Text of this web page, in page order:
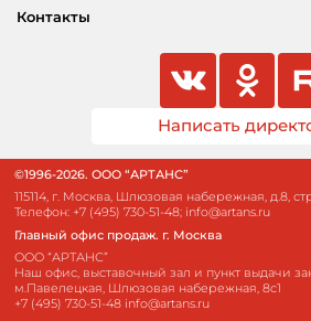
Контакты
Написать
©1996-2026. ООО “АРТАНС”
115114, г. Москва, Шлюзовая набережная, д.8,
Телефон: +7 (495) 730-51-48; info@artans.ru
Главный офис продаж. г. Москва
ООО “АРТАНС”
Наш офис, выставочный зал и пункт выдачи
м.Павелецкая, Шлюзовая набережная, 8с1
+7 (495) 730-51-48 info@artans.ru